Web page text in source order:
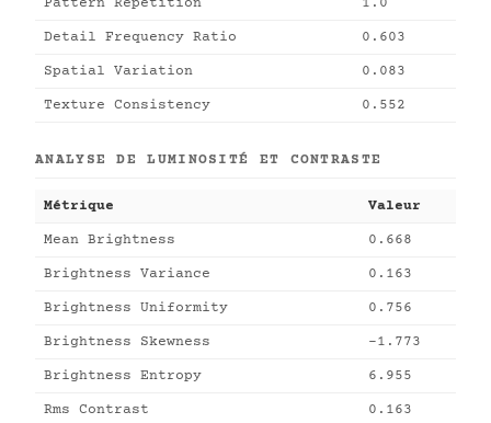
Pattern Repetition 1.0
Detail Frequency Ratio 0.603
Spatial Variation 0.083
Texture Consistency 0.552
ANALYSE DE LUMINOSITÉ ET CONTRASTE
Métrique Valeur
Mean Brightness 0.668
Brightness Variance 0.163
Brightness Uniformity 0.756
Brightness Skewness -1.773
Brightness Entropy 6.955
Rms Contrast 0.163